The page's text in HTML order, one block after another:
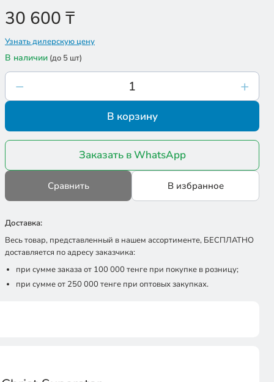
30 600 ₸
Узнать дилерскую цену
В наличии (до 5 шт)
В корзину
Заказать в WhatsApp
Сравнить В избранное
Доставка:
Весь товар, представленный в нашем ассортименте, БЕСПЛАТНО
доставляется по адресу заказчика:
при сумме заказа от 100 000 тенге при покупке в розницу;
при сумме от 250 000 тенге при оптовых закупках.